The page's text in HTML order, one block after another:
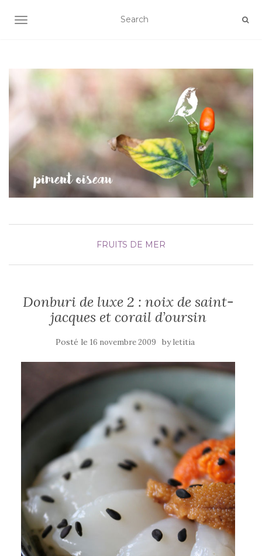
AFFICHER/MASQUER LA NAVIGATION
FRUITS DE MER
Donburi de luxe 2 : noix de saint-
jacques et corail d’oursin
Posté le 16 novembre 2009 byletitia